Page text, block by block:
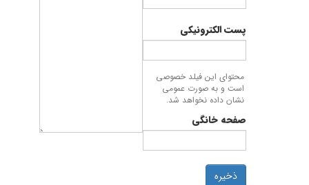
پست الکترونیکی
محتوای این فیلد خصوصی
است و به صورت عمومی
نشان داده نخواهد شد.
صفحه خانگی
ذخیره